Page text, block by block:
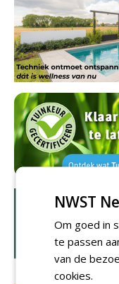
NWST
Om goed in
te passen
van de
cookies.